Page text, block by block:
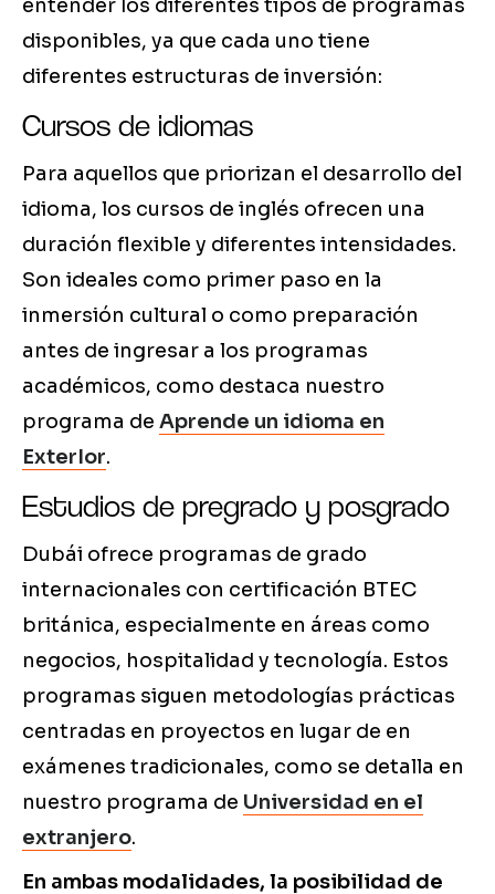
entender los diferentes tipos de programas
disponibles, ya que cada uno tiene
diferentes estructuras de inversión:
Cursos de idiomas
Para aquellos que priorizan el desarrollo del
idioma, los cursos de inglés ofrecen una
duración flexible y diferentes intensidades.
Son ideales como primer paso en la
inmersión cultural o como preparación
antes de ingresar a los programas
académicos, como destaca nuestro
programa de Aprende un idioma en
ExterIor.
Estudios de pregrado y posgrado
Dubái ofrece programas de grado
internacionales con certificación BTEC
británica, especialmente en áreas como
negocios, hospitalidad y tecnología. Estos
programas siguen metodologías prácticas
centradas en proyectos en lugar de en
exámenes tradicionales, como se detalla en
nuestro programa de Universidad en el
extranjero.
En ambas modalidades, la posibilidad de